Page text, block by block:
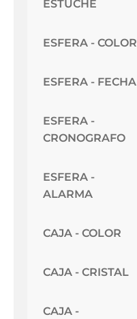
ESTUCHE
ESFERA - COLOR
ESFERA - FECHA
ESFERA -
CRONOGRAFO
ESFERA -
ALARMA
CAJA - COLOR
CAJA - CRISTAL
CAJA -